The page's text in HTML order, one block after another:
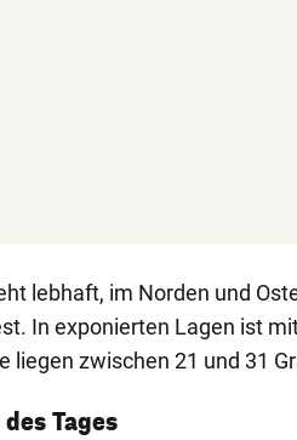
lebhaft, im Norden und
In exponierten Lagen ist
liegen zwischen 21 und 31
Tages